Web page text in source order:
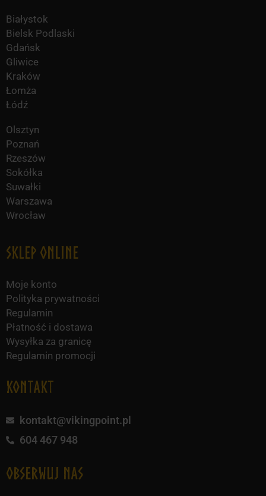
Białystok
Bielsk Podlaski
Gdańsk
Gliwice
Kraków
Łomża
Łódź
Olsztyn
Poznań
Rzeszów
Sokółka
Suwałki
Warszawa
Wrocław
Sklep online
Moje konto
Polityka prywatności
Regulamin
Płatność i dostawa
Wysyłka za granicę
Regulamin promocji
KONTAKT
kontakt@vikingpoint.pl
604 467 948
obserwuj nas